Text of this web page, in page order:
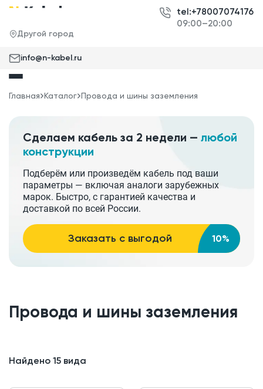
Другой город
tel:+78007074176
09:00–20:00
info@n-kabel.ru
Главная Каталог Провода и шины заземления
Сделаем кабель за 2 недели — любой
конструкции
Подберём или произведём кабель под ваши
параметры — включая аналоги зарубежных
марок. Быстро, с гарантией качества и
доставкой по всей России.
Заказать с выгодой 10%
Провода и шины заземления
Найдено 15 вида